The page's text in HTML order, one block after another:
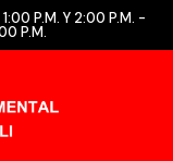
P.M. Y 2:00 P.M. -
P.M.